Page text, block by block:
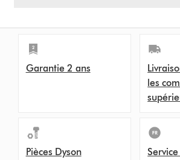
Garantie 2 ans
les
Pièces Dyson